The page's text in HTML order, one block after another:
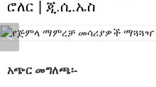
ሮለር | ጂ.ሲ.ኤስ
አጭር መግለጫ፡-